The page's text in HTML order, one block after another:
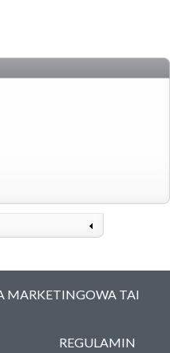
MARKETINGOWA TAI
REGULAMIN